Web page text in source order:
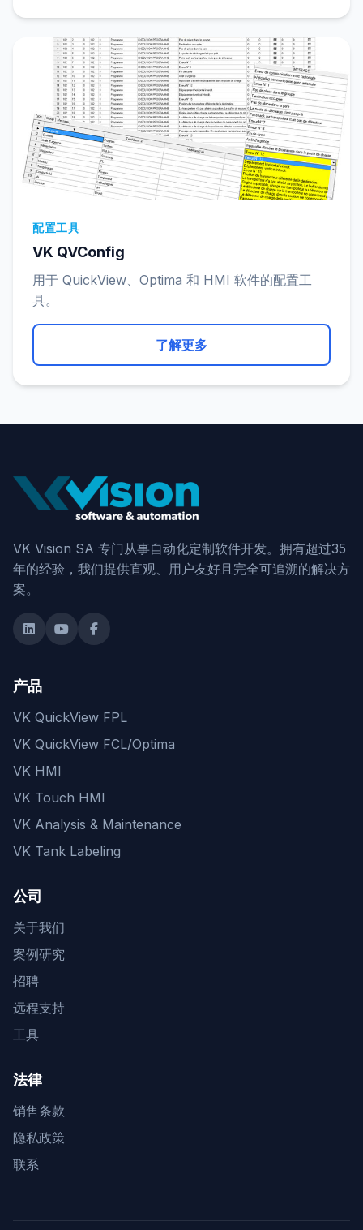
配置工具
VK QVConfig
用于 QuickView、Optima 和 HMI 软件的配置工
具。
了解更多
VK Vision SA 专门从事自动化定制软件开发。拥有超过35
年的经验，我们提供直观、用户友好且完全可追溯的解决方
案。
产品
VK QuickView FPL
VK QuickView FCL/Optima
VK HMI
VK Touch HMI
VK Analysis & Maintenance
VK Tank Labeling
公司
关于我们
案例研究
招聘
远程支持
工具
法律
销售条款
隐私政策
联系